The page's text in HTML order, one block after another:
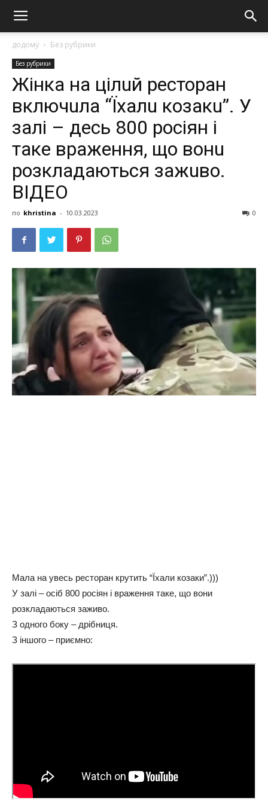
додому Без рубрики
Без рубрики
Жiнкa нa цілuй рeсторaн
включuлa “Їхалu козакu”. У
залі – десь 800 росіян і
таке врaжeння, що вонu
розклaдaються зaжuво.
ВІДЕО
по khristina - 10.03.2023 0
Мала на увесь ресторан крутить “Їхали козаки”.)))
У залі – осіб 800 росіян і враження таке, що вони
розкладаються заживо.
З одного боку – дрібниця.
З іншого – приємно: